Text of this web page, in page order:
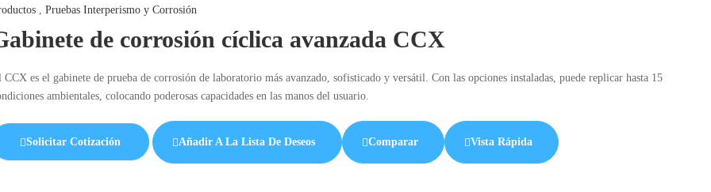
, Pruebas Interperismo y Corrosión
de corrosión cíclica avanzada CCX
CCX es el gabinete de prueba de corrosión de laboratorio más avanzado, sofisticado y versátil. Con las opciones instaladas, puede replicar hasta 15
ambientales, colocando poderosas capacidades en las manos del usuario.
Solicitar Cotización Añadir A La Lista De Deseos Comparar Vista Rápida